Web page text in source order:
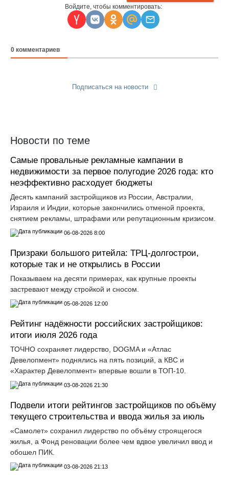
Войдите, чтобы комментировать:
0 комментариев
Подписаться на новости
Новости по теме
Самые провальные рекламные кампании в
недвижимости за первое полугодие 2026 года: кто
неэффективно расходует бюджеты
Десять кампаний застройщиков из России, Австралии,
Израиля и Индии, которые закончились отменой проекта,
снятием рекламы, штрафами или репутационным кризисом.
06-08-2026 8:00
Призраки большого ритейла: ТРЦ-долгострои,
которые так и не открылись в России
Показываем на десяти примерах, как крупные проекты
застревают между стройкой и сносом.
05-08-2026 12:00
Рейтинг надёжности российских застройщиков:
итоги июля 2026 года
ТОЧНО сохраняет лидерство, DOGMA и «Атлас
Девелопмент» поднялись на пять позиций, а КВС и
«Характер Девелопмент» впервые вошли в ТОП-10.
03-08-2026 21:30
Подвели итоги рейтингов застройщиков по объёму
текущего строительства и ввода жилья за июль
«Самолет» сохранил лидерство по объёму строящегося
жилья, а Фонд реновации более чем вдвое увеличил ввод и
обошел ПИК.
03-08-2026 21:13